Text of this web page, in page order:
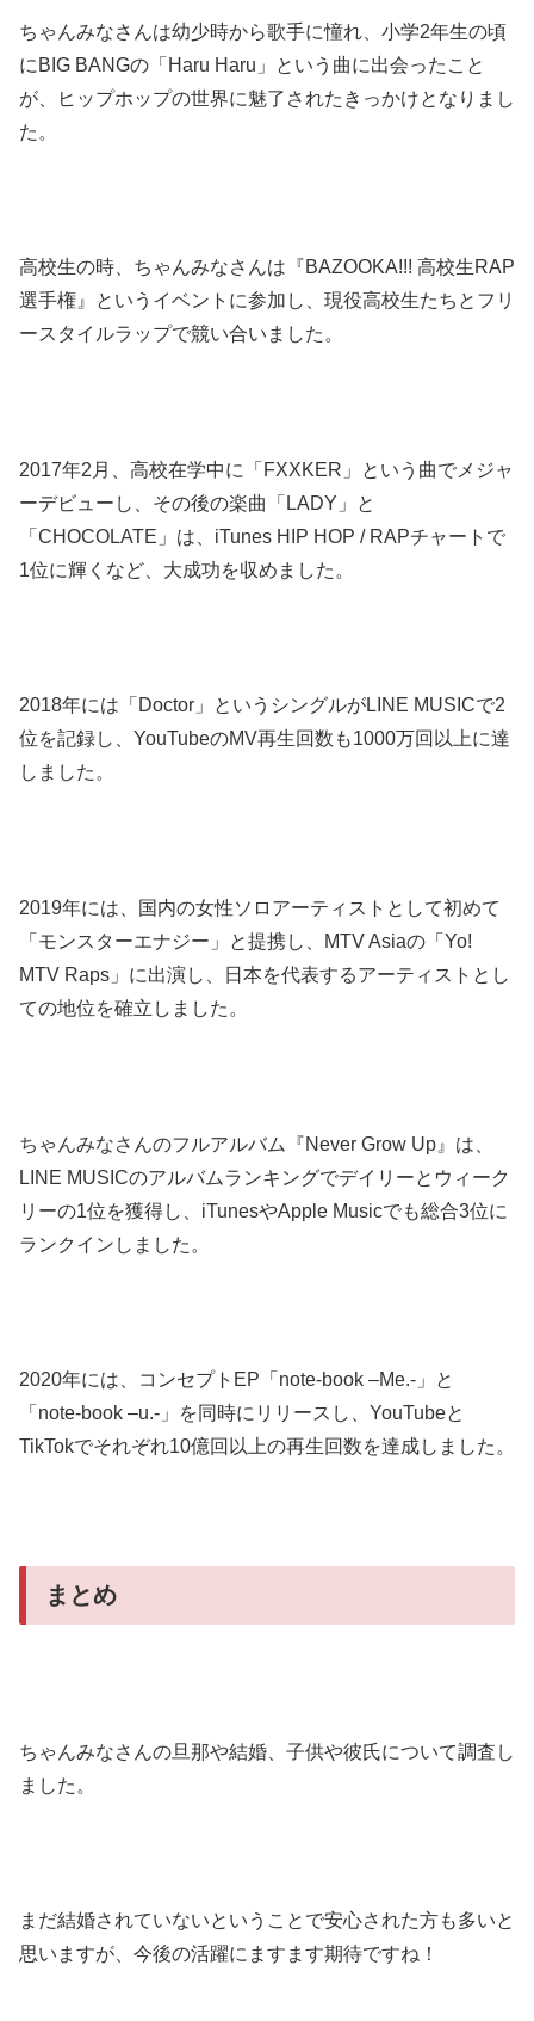
ちゃんみなさんは幼少時から歌手に憧れ、小学2年生の頃
にBIG BANGの「Haru Haru」という曲に出会ったこと
が、ヒップホップの世界に魅了されたきっかけとなりまし
た。
高校生の時、ちゃんみなさんは『BAZOOKA!!! 高校生RAP
選手権』というイベントに参加し、現役高校生たちとフリ
ースタイルラップで競い合いました。
2017年2月、高校在学中に「FXXKER」という曲でメジャ
ーデビューし、その後の楽曲「LADY」と
「CHOCOLATE」は、iTunes HIP HOP / RAPチャートで
1位に輝くなど、大成功を収めました。
2018年には「Doctor」というシングルがLINE MUSICで2
位を記録し、YouTubeのMV再生回数も1000万回以上に達
しました。
2019年には、国内の女性ソロアーティストとして初めて
「モンスターエナジー」と提携し、MTV Asiaの「Yo!
MTV Raps」に出演し、日本を代表するアーティストとし
ての地位を確立しました。
ちゃんみなさんのフルアルバム『Never Grow Up』は、
LINE MUSICのアルバムランキングでデイリーとウィーク
リーの1位を獲得し、iTunesやApple Musicでも総合3位に
ランクインしました。
2020年には、コンセプトEP「note-book –Me.-」と
「note-book –u.-」を同時にリリースし、YouTubeと
TikTokでそれぞれ10億回以上の再生回数を達成しました。
まとめ
ちゃんみなさんの旦那や結婚、子供や彼氏について調査し
ました。
まだ結婚されていないということで安心された方も多いと
思いますが、今後の活躍にますます期待ですね！